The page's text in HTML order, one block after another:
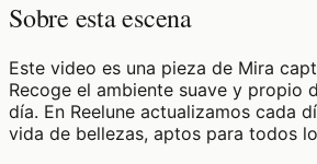
Sobre esta escena
Este video es una pieza de Mira
Recoge el ambiente suave y propio
día. En Reelune actualizamos cada
vida de bellezas, aptos para todos